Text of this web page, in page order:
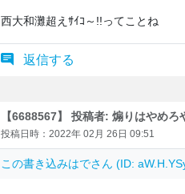
西大和灘超えｻｲｺ～!!ってことね
返信する
【6688567】 投稿者: 煽りはやめろ
投稿日時：2022年 02月 26日 09:51
この書き込みはでさん (ID: